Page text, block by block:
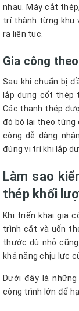
nhau. Máy cắt
trí thành từng khu
ra liên tục.
Gia công
Sau khi chuẩn bị
lắp dựng cốt thép
Các thanh thép
đó bó lại theo từng
công dễ dàng
đúng vị trí khi lắp
Làm sao
thép khối
Khi triển khai gia
trình cắt và uốn
thước dù nhỏ
khả năng chịu lực
Dưới đây là
công trình lớn để